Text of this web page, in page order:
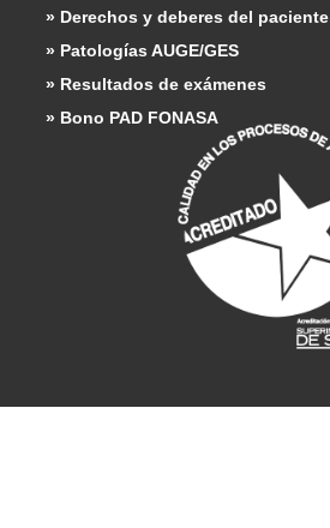
» Derechos y deberes del paciente
» Patologías AUGE/GES
» Resultados de exámenes
» Bono PAD FONASA